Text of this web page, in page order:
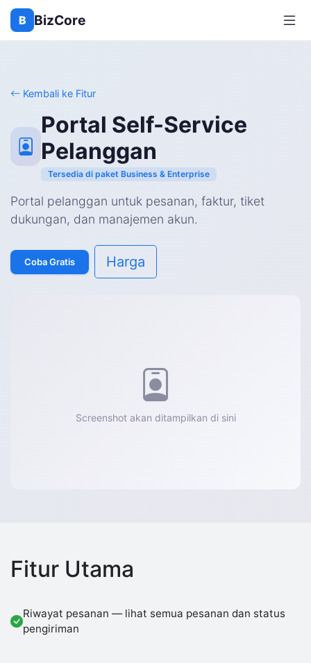
B BizCore
Kembali ke Fitur
Portal Self-Service
Pelanggan
Tersedia di paket Business & Enterprise
Portal pelanggan untuk pesanan, faktur, tiket
dukungan, dan manajemen akun.
Coba Gratis Harga
Screenshot akan ditampilkan di sini
Fitur Utama
Riwayat pesanan — lihat semua pesanan dan status
pengiriman